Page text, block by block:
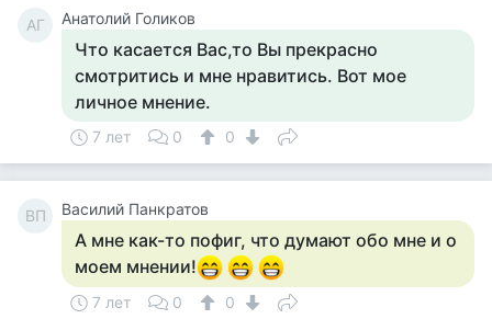
АГ Анатолий Голиков
Что касается Вас,то Вы прекрасно
смотритись и мне нравитись. Вот мое
личное мнение.
7 лет 0 0
ВП Василий Панкратов
А мне как-то пофиг, что думают обо мне и о
моем мнении!
7 лет 0 0